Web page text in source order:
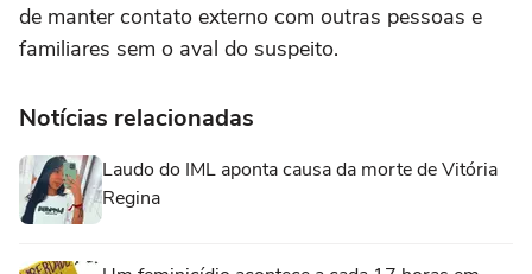
de manter contato externo com outras pessoas e
familiares sem o aval do suspeito.
Notícias relacionadas
Laudo do IML aponta causa da morte de Vitória
Regina